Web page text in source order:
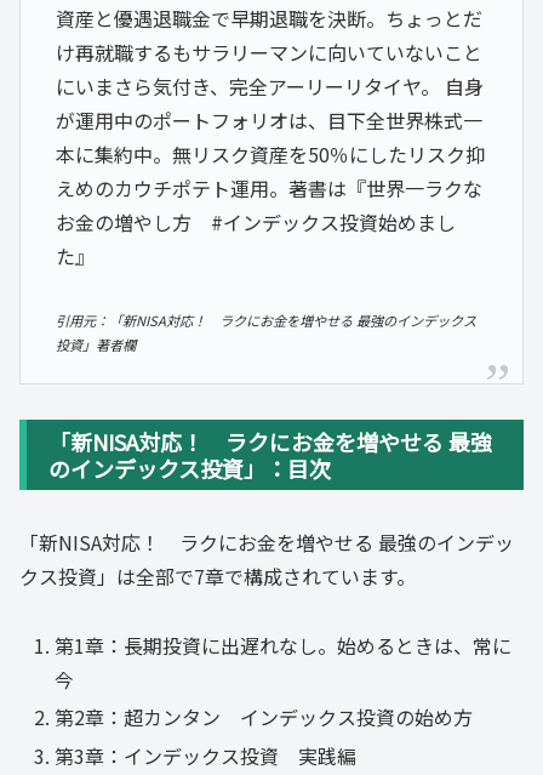
資産と優遇退職金で早期退職を決断。ちょっとだ
け再就職するもサラリーマンに向いていないこと
にいまさら気付き、完全アーリーリタイヤ。 自身
が運用中のポートフォリオは、目下全世界株式一
本に集約中。無リスク資産を50％にしたリスク抑
えめのカウチポテト運用。著書は『世界一ラクな
お金の増やし方 #インデックス投資始めまし
た』
引用元：「新NISA対応！ ラクにお金を増やせる 最強のインデックス
投資」著者欄
「新NISA対応！ ラクにお金を増やせる 最強
のインデックス投資」：目次
「新NISA対応！ ラクにお金を増やせる 最強のインデッ
クス投資」は全部で7章で構成されています。
第1章：長期投資に出遅れなし。始めるときは、常に
今
第2章：超カンタン インデックス投資の始め方
第3章：インデックス投資 実践編